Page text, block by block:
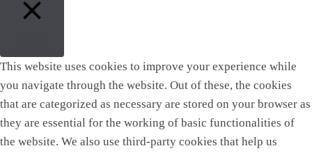
This website uses cookies to improve your experience while
you navigate through the website. Out of these, the cookies
that are categorized as necessary are stored on your browser as
they are essential for the working of basic functionalities of
the website. We also use third-party cookies that help us